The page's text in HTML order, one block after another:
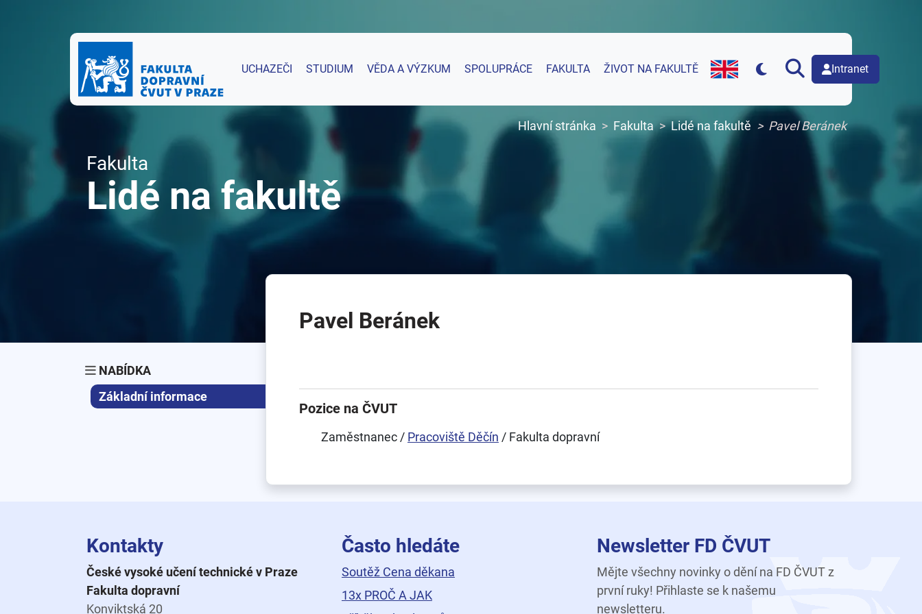
UCHAZEČI STUDIUM VĚDA A VÝZKUM SPOLUPRÁCE FAKULTA ŽIVOT NA FAKULTĚ
English version of web page
Intranet
Hlavní stránka Fakulta Lidé na fakultě Pavel Beránek
Fakulta
Lidé na fakultě
NABÍDKA
Základní informace
Pavel Beránek
Pozice na ČVUT
Zaměstnanec / Pracoviště Děčín / Fakulta dopravní
Kontakty
České vysoké učení technické v Praze
Fakulta dopravní
Konviktská 20
Často hledáte
Soutěž Cena děkana
13x PROČ A JAK
Newsletter FD ČVUT
Mějte všechny novinky o dění na FD ČVUT z
první ruky! Přihlaste se k našemu
newsletteru.